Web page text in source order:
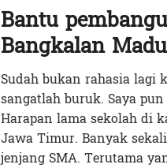
Bantu
Bangkalan
Sudah bukan rahasia lagi
sangatlah buruk. Saya
Harapan lama sekolah di
Jawa Timur. Banyak
jenjang SMA. Terutama